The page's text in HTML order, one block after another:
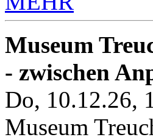
Museum
- zwischen
Do, 10.12.26,
Museum